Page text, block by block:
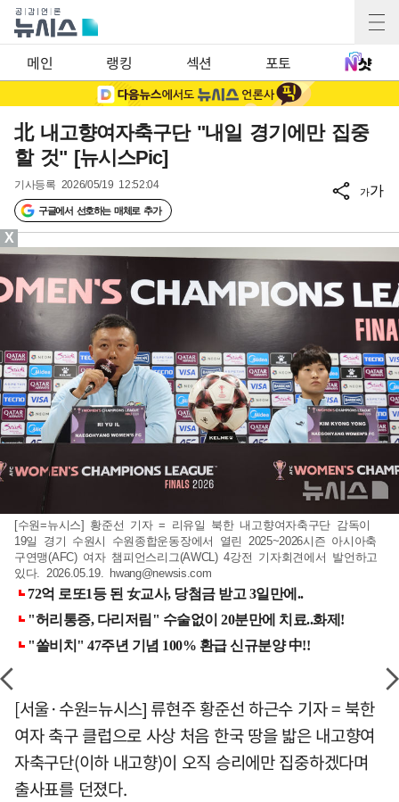
메인 랭킹 섹션 포토
北 내고향여자축구단 "내일 경기에만 집중
할 것" [뉴시스Pic]
기사등록 2026/05/19 12:52:04
구글에서 선호하는 매체로 추가
가가
[수원=뉴시스] 황준선 기자 = 리유일 북한 내고향여자축구단 감독이
19일 경기 수원시 수원종합운동장에서 열린 2025~2026시즌 아시아축
구연맹(AFC) 여자 챔피언스리그(AWCL) 4강전 기자회견에서 발언하고
있다. 2026.05.19. hwang@newsis.com
[서울·수원=뉴시스] 류현주 황준선 하근수 기자 = 북한
여자 축구 클럽으로 사상 처음 한국 땅을 밟은 내고향여
자축구단(이하 내고향)이 오직 승리에만 집중하겠다며
출사표를 던졌다.
X